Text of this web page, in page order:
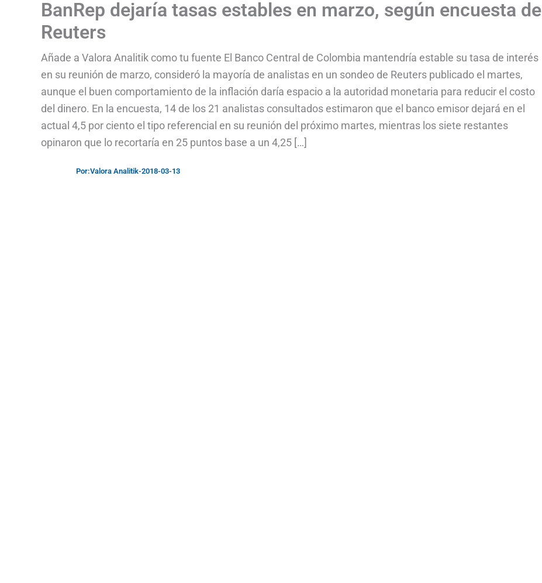
BanRep dejaría tasas estables en marzo, según encuesta de
Reuters
Añade a Valora Analitik como tu fuente El Banco Central de Colombia mantendría estable su tasa de interés
en su reunión de marzo, consideró la mayoría de analistas en un sondeo de Reuters publicado el martes,
aunque el buen comportamiento de la inflación daría espacio a la autoridad monetaria para reducir el costo
del dinero. En la encuesta, 14 de los 21 analistas consultados estimaron que el banco emisor dejará en el
actual 4,5 por ciento el tipo referencial en su reunión del próximo martes, mientras los siete restantes
opinaron que lo recortaría en 25 puntos base a un 4,25 […]
Por:Valora Analitik-2018-03-13